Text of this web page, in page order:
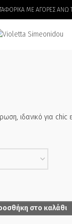
ΜΕ ΑΓΟΡΕΣ ΑΝΩ
ιδανικό για chic
στο καλάθι